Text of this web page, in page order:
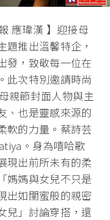
應瑋漢 】迎接母
推出溫馨特企，
發，致敬每一位在
此次特別邀請時尚
親節封面人物與主
、也是靈感來源的
軟的力量。蔡詩芸
。身為嘻哈歌
現出前所未有的柔
媽媽與女兒不只是
出如閨蜜般的親密
兒」討論穿搭，還